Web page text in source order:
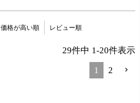
価格が高い順 レビュー順
29件中 1-20件表示
1 2